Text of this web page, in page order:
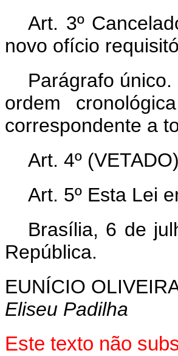
Art. 3º
novo ofício
Parágrafo
ordem
correspondente a
Art. 4º
Art. 5º Esta Lei
Brasília, 6 de
República.
EUNÍCIO
Eliseu Padilha
Este texto não